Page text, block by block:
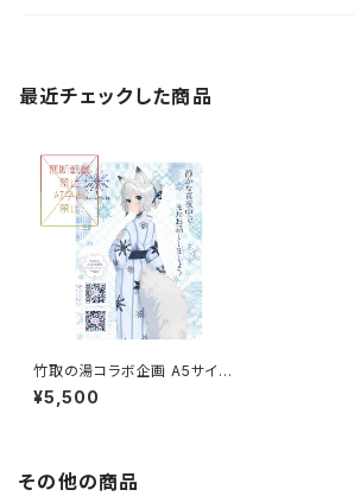
最近チェックした商品
竹取の湯コラボ企画 A5サイズ
アクリルボード
¥5,500
その他の商品